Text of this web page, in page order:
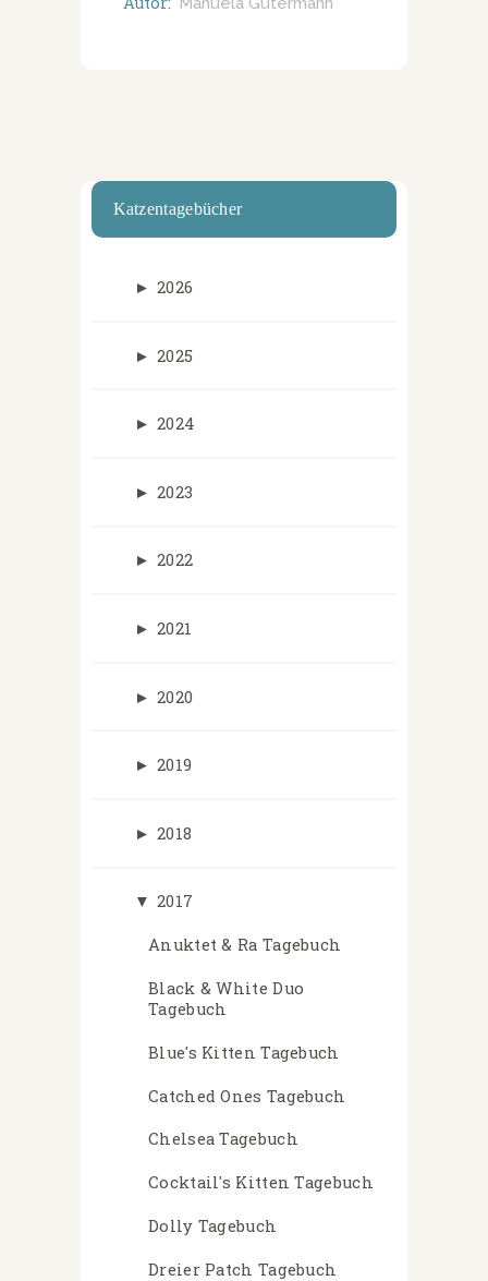
Katzentagebücher
► 2026
► 2025
► 2024
► 2023
► 2022
► 2021
► 2020
► 2019
► 2018
▼ 2017
Anuktet & Ra Tagebuch
Black & White Duo
Tagebuch
Blue's Kitten Tagebuch
Catched Ones Tagebuch
Chelsea Tagebuch
Cocktail's Kitten Tagebuch
Dolly Tagebuch
Dreier Patch Tagebuch